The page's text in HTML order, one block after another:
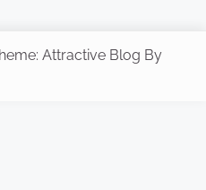
Attractive Blog By